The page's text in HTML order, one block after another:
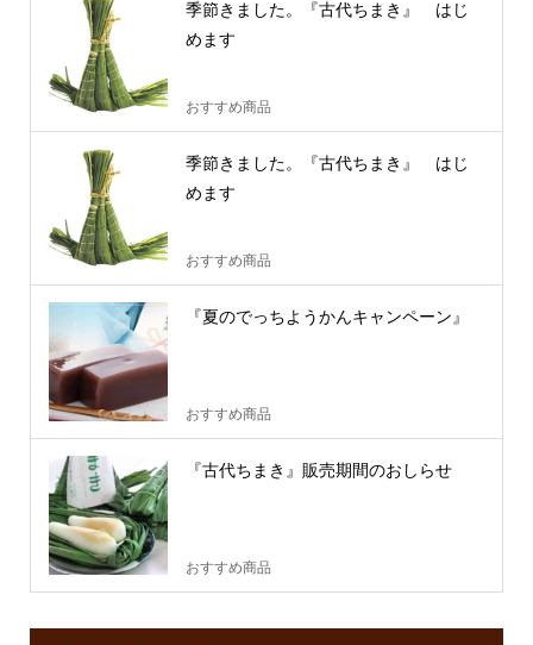
季節きました。『古代ちまき』 はじ
めます
おすすめ商品
季節きました。『古代ちまき』 はじ
めます
おすすめ商品
『夏のでっちようかんキャンペーン』
おすすめ商品
『古代ちまき』販売期間のおしらせ
おすすめ商品